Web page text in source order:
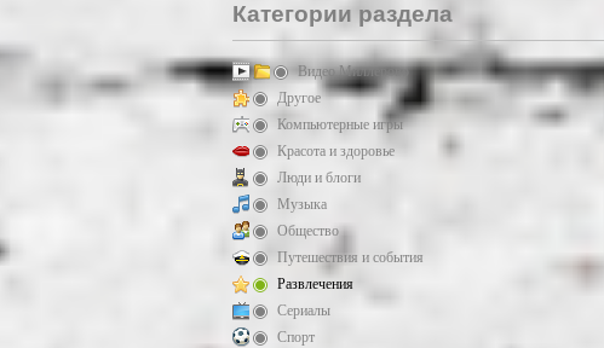
Категории раздела
Видео Миллерово
Другое
Компьютерные игры
Красота и здоровье
Люди и блоги
Музыка
Общество
Путешествия и события
Развлечения
Сериалы
Спорт